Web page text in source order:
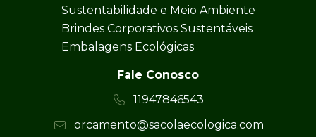
Sustentabilidade e Meio Ambiente
Brindes Corporativos Sustentáveis
Embalagens Ecológicas
Fale Conosco
11947846543
orcamento@sacolaecologica.com